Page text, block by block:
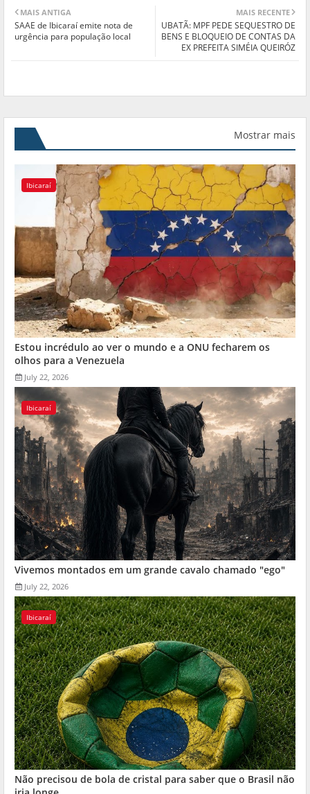
MAIS RECENTE
UBATÃ: MPF PEDE SEQUESTRO DE
BENS E BLOQUEIO DE CONTAS DA
EX PREFEITA SIMÉIA QUEIRÓZ
MAIS ANTIGA
SAAE de Ibicaraí emite nota de
urgência para população local
Mostrar mais
Ibicaraí
Estou incrédulo ao ver o mundo e a ONU fecharem os
olhos para a Venezuela
July 22, 2026
Ibicaraí
Vivemos montados em um grande cavalo chamado "ego"
July 22, 2026
Ibicaraí
Não precisou de bola de cristal para saber que o Brasil não